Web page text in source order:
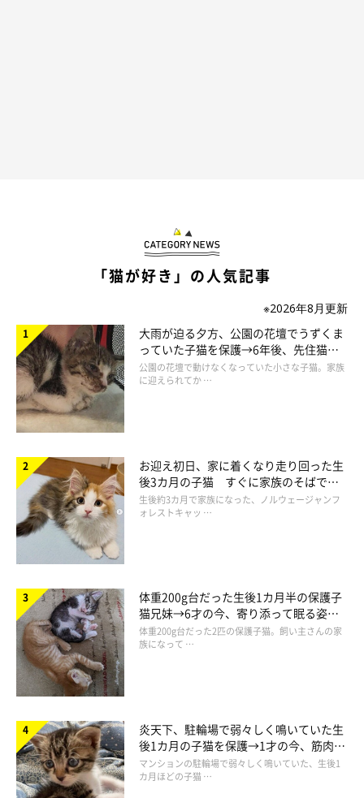
「猫が好き」の人気記事
※2026年8月更新
大雨が迫る夕方、公園の花壇でうずくま
っていた子猫を保護→6年後、先住猫
と“姉妹”のような関係に
公園の花壇で動けなくなっていた小さな子猫。家族
に迎えられてか …
お迎え初日、家に着くなり走り回った生
後3カ月の子猫 すぐに家族のそばで落
ち着く姿に「迎えてよかった」
生後約3カ月で家族になった、ノルウェージャンフ
ォレストキャッ …
体重200g台だった生後1カ月半の保護子
猫兄妹→6才の今、寄り添って眠る姿に
ほっこり！
体重200g台だった2匹の保護子猫。飼い主さんの家
族になって …
炎天下、駐輪場で弱々しく鳴いていた生
後1カ月の子猫を保護→1才の今、筋肉質
でツンデレなコに成長
マンションの駐輪場で弱々しく鳴いていた、生後1
カ月ほどの子猫 …